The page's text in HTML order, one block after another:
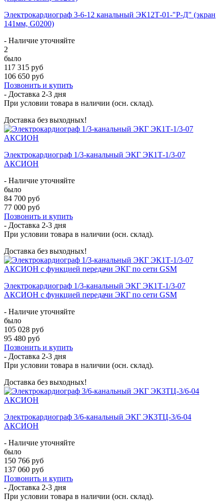
Электрокардиограф 3-6-12 канальный ЭК12Т-01-"Р-Д" (экран
141мм, G0200)
- Наличие уточняйте
2
было
117 315 руб
106 650 руб
Позвонить и купить
- Доставка 2-3 дня
При условии товара в наличии (осн. склад).
Доставка без выходных!
Электрокардиограф 1/3-канальный ЭКГ ЭК1Т-1/3-07
АКСИОН
- Наличие уточняйте
было
84 700 руб
77 000 руб
Позвонить и купить
- Доставка 2-3 дня
При условии товара в наличии (осн. склад).
Доставка без выходных!
Электрокардиограф 1/3-канальный ЭКГ ЭК1Т-1/3-07
АКСИОН с функцией передачи ЭКГ по сети GSM
- Наличие уточняйте
было
105 028 руб
95 480 руб
Позвонить и купить
- Доставка 2-3 дня
При условии товара в наличии (осн. склад).
Доставка без выходных!
Электрокардиограф 3/6-канальный ЭКГ ЭК3ТЦ-3/6-04
АКСИОН
- Наличие уточняйте
было
150 766 руб
137 060 руб
Позвонить и купить
- Доставка 2-3 дня
При условии товара в наличии (осн. склад).